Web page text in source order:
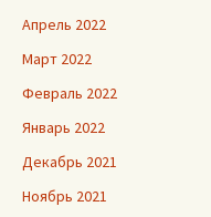
Апрель 2022
Март 2022
Февраль 2022
Январь 2022
Декабрь 2021
Ноябрь 2021